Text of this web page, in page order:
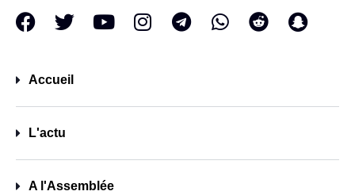
Accueil
L'actu
A l'Assemblée